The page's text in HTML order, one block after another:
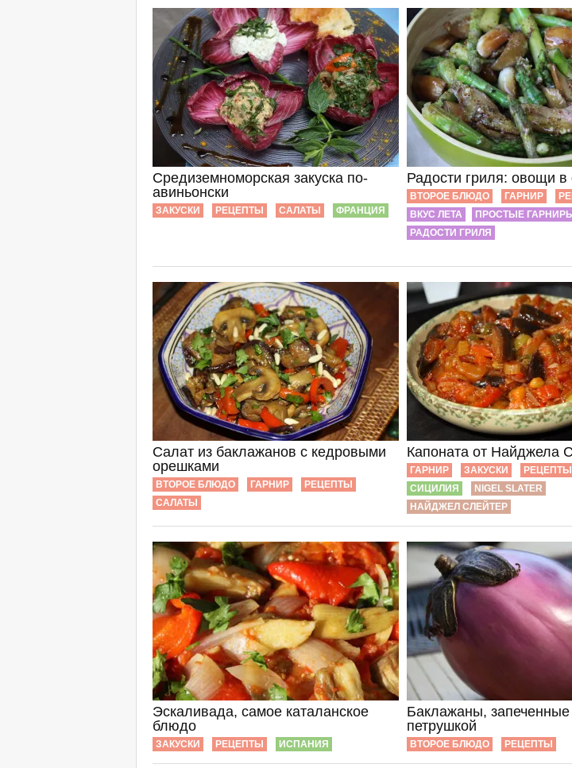
Средиземноморская закуска по-
авиньонски
ЗАКУСКИ РЕЦЕПТЫ САЛАТЫ ФРАНЦИЯ
Радости гриля: овощи в
ВТОРОЕ БЛЮДО ГАРНИР
ВКУС ЛЕТА
ПРОСТЫЕ ГАРНИРЫ
РАДОСТИ ГРИЛЯ
Салат из баклажанов с кедровыми
орешками
ВТОРОЕ БЛЮДО ГАРНИР
РЕЦЕПТЫ
САЛАТЫ
Капоната от Найджела
ГАРНИР ЗАКУСКИ РЕЦЕПТЫ
СИЦИЛИЯ
NIGEL SLATER
НАЙДЖЕЛ СЛЕЙТЕР
Эскаливада, самое каталанское
блюдо
ЗАКУСКИ РЕЦЕПТЫ ИСПАНИЯ
Баклажаны,
петрушкой
ВТОРОЕ БЛЮДО РЕЦЕПТЫ